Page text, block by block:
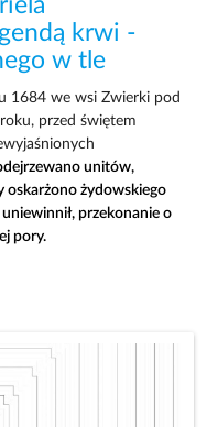
krwi -
w tle
1684 we wsi Zwierki pod
przed świętem
unitów,
oskarżono żydowskiego
przekonanie o
pory.